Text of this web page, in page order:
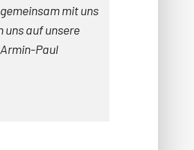
mit uns
uns auf unsere
Paul